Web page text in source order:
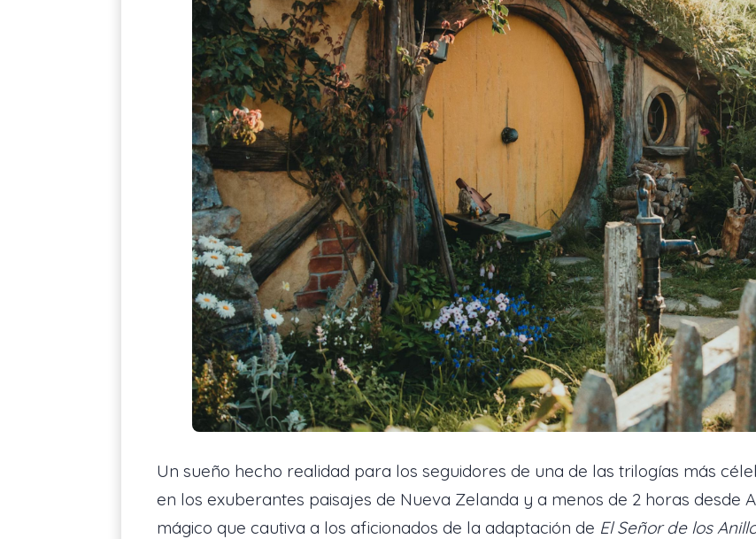
Un sueño hecho realidad para los seguidores de una de las trilogías más
en los exuberantes paisajes de Nueva Zelanda y a menos de 2 horas desde
mágico que cautiva a los aficionados de la adaptación de El Señor de los